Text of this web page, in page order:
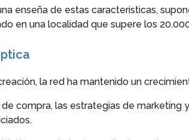
enseña de estas características,
en una localidad que supere los
la red ha mantenido un
compra, las estrategias de marketing